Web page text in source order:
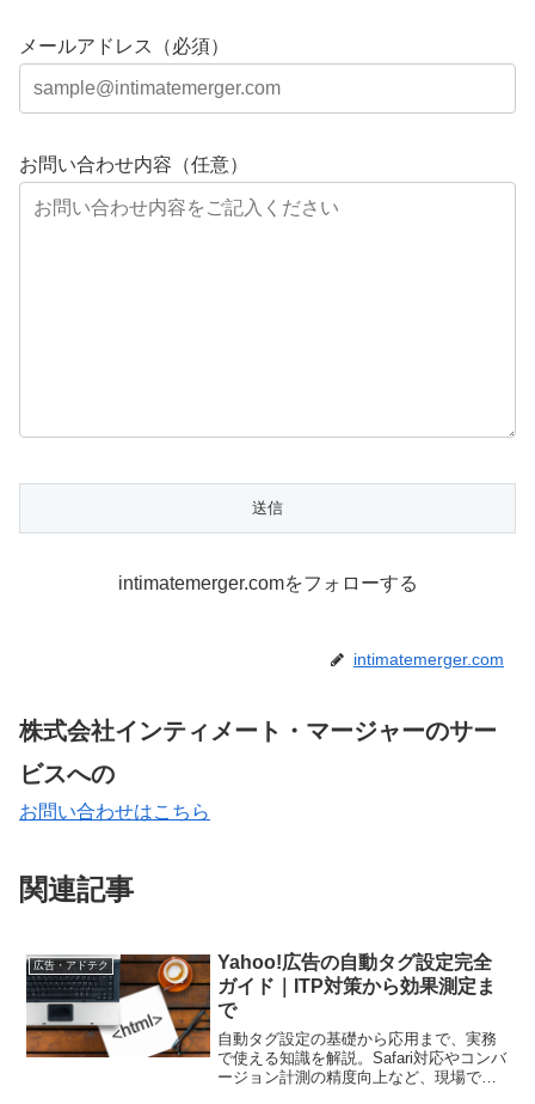
メールアドレス（必須）
お問い合わせ内容（任意）
intimatemerger.comをフォローする
intimatemerger.com
株式会社インティメート・マージャーのサー
ビスへの
お問い合わせはこちら
関連記事
広告・アドテク
Yahoo!広告の自動タグ設定完全
ガイド｜ITP対策から効果測定ま
で
自動タグ設定の基礎から応用まで、実務
で使える知識を解説。Safari対応やコンバ
ージョン計測の精度向上など、現場で役